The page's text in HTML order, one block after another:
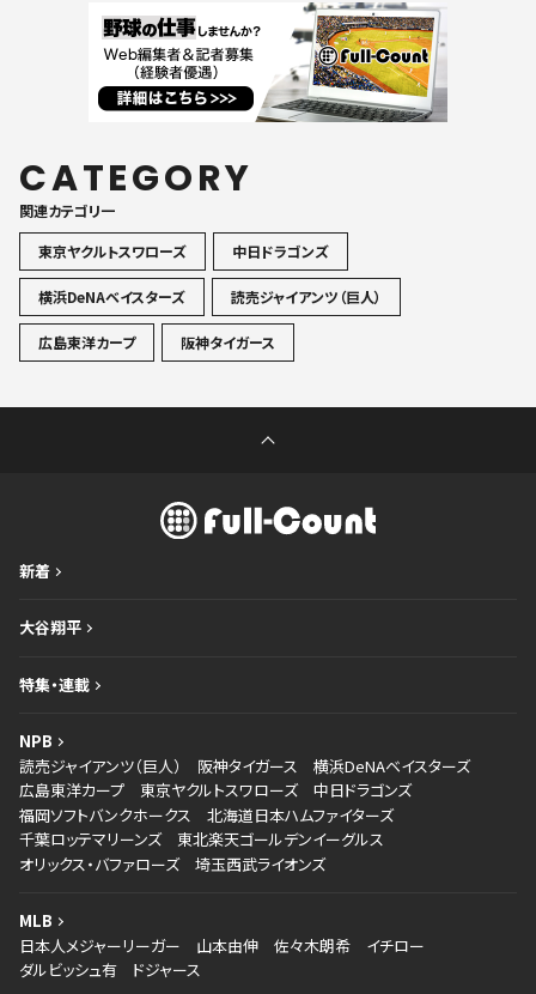
CATEGORY
関連カテゴリ一
東京ヤクルトスワローズ
中日ドラゴンズ
横浜DeNAベイスターズ 読売ジャイアンツ（巨人）
広島東洋カープ 阪神タイガース
新着
大谷翔平
特集・連載
NPB
読売ジャイアンツ（巨人）
阪神タイガース
横浜DeNAベイスターズ
広島東洋カープ
東京ヤクルトスワローズ
中日ドラゴンズ
福岡ソフトバンクホークス
北海道日本ハムファイターズ
千葉ロッテマリーンズ
東北楽天ゴールデンイーグルス
オリックス・バファローズ
埼玉西武ライオンズ
MLB
日本人メジャーリーガー
山本由伸 佐々木朗希
イチロー
ダルビッシュ有
ドジャース